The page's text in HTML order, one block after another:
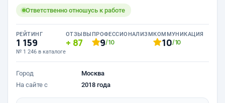
Ответственно отношусь к работе
РЕЙТИНГ
1 159
№ 1 246 в каталоге
ОТЗЫВЫ
87
ПРОФЕССИОНАЛИЗМ
9/10
КОММУНИКАЦИЯ
10/10
Город
Москва
На сайте с
2018 года